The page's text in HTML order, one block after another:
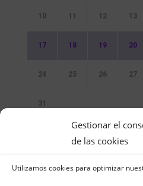
Gestionar el
de las cookies
Utilizamos cookies para optimizar
10 11 12 13
17 18 19 20
24 25 26 27
31
Sin Eventos